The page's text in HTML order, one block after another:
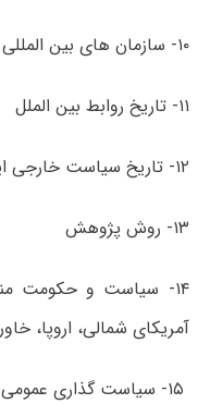
۱۰- سازمان ­های بین ­المللی
۱۱- تاریخ روابط بین ­الملل
۱۲- تاریخ سیاست خارجی ایران از صفویه تا به امروز
۱۳- روش پژوهش
۱۴- سیاست و حکومت
آمریکای شمالی، اروپا،